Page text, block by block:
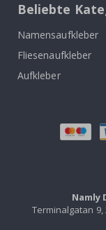
Beliebte
Namensaufkleber
Fliesenaufkleber
Aufkleber
Namly
Terminalgatan 9,